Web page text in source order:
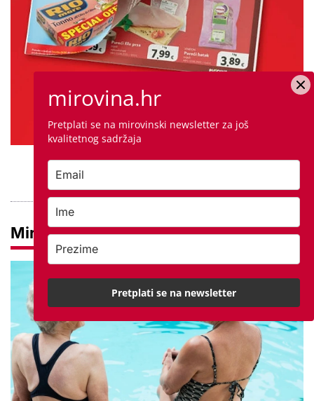
Mirovine
mirovina.hr
Pretplati se na mirovinski newsletter za još
kvalitetnog sadržaja
Pretplati se na newsletter